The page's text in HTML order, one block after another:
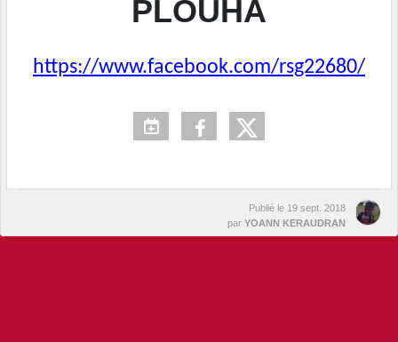
PLOUHA
https://www.facebook.com/rsg22680/
Publié le 19 sept. 2018
par YOANN KERAUDRAN